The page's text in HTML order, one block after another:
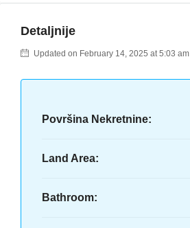
Detaljnije
Updated on February 14, 2025 at 5:03 am
Površina Nekretnine:
Land Area:
Bathroom: